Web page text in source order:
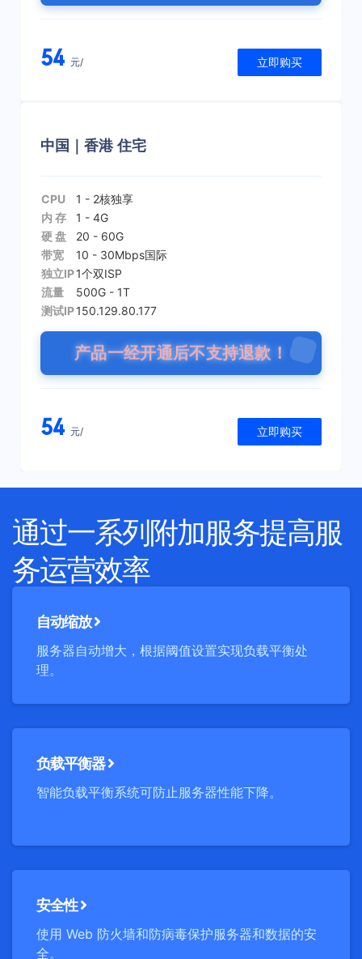
54 元/ 立即购买
中国｜香港 住宅
CPU 1 - 2核独享
内 存
1 - 4G
硬 盘
20 - 60G
带宽
10 - 30Mbps国际
独立IP1个双ISP
流量
500G - 1T
测试IP150.129.80.177
产品一经开通后不支持退款！
54 元/ 立即购买
通过一系列附加服务提高服
务运营效率
自动缩放
服务器自动增大，根据阈值设置实现负载平衡处
理。
负载平衡器
智能负载平衡系统可防止服务器性能下降。
安全性
使用 Web 防火墙和防病毒保护服务器和数据的安
全。